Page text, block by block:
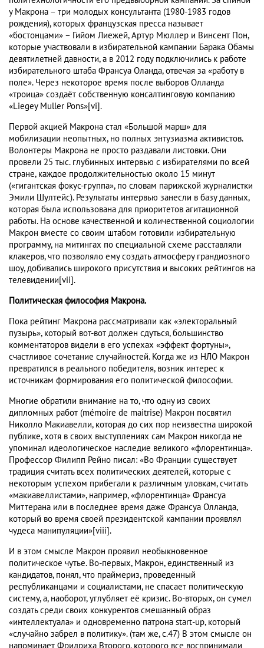
у Макрона – три молодых консультанта (1980-1983 годов
рождения), которых французская пресса называет
«бостонцами» – Гийом Лиежей, Артур Мюллер и Винсент Пон,
которые участвовали в избирательной кампании Барака Обамы
девятилетней давности, а в 2012 году подключились к работе
избирательного штаба Франсуа Оланда, отвечая за «работу в
поле». Через некоторое время после выборов Олланда
«троица» создаёт собственную консалтинговую компанию
«Liegey Muller Pons»[vi].
Первой акцией Макрона стал «Большой марш» для
мобилизации неопытных, но полных энтузиазма активистов.
Волонтеры Макрона не просто раздавали листовки. Они
провели 25 тыс. глубинных интервью с избирателями по всей
стране, каждое продолжительностью около 15 минут
(«гигантская фокус-группа», по словам парижской журналистки
Эмили Шултейс). Результаты интервью занесли в базу данных,
которая была использована для приоритетов агитационной
работы. На основе качественной и количественной социологии
Макрон вместе со своим штабом готовили избирательную
программу, на митингах по специальной схеме расставляли
клакеров, что позволяло ему создать атмосферу грандиозного
шоу, добивались широкого присутствия и высоких рейтингов на
телевидении[vii].
Политическая философия Макрона.
Пока рейтинг Макрона рассматривали как «электоральный
пузырь», который вот-вот должен сдуться, большинство
комментаторов видели в его успехах «эффект фортуны»,
счастливое сочетание случайностей. Когда же из НЛО Макрон
превратился в реального победителя, возник интерес к
источникам формирования его политической философии.
Многие обратили внимание на то, что одну из своих
дипломных работ (mémoire de maitrise) Макрон посвятил
Николло Макиавелли, которая до сих пор неизвестна широкой
публике, хотя в своих выступлениях сам Макрон никогда не
упоминал идеологическое наследие великого «флорентинца».
Профессор Филипп Рейно писал: «Во Франции существует
традиция считать всех политических деятелей, которые с
некоторым успехом прибегали к различным уловкам, считать
«макиавеллистами», например, «флорентинца» Франсуа
Миттерана или в последнее время даже Франсуа Олланда,
который во время своей президентской кампании проявлял
чудеса манипуляции»[viii].
И в этом смысле Макрон проявил необыкновенное
политическое чутье. Во-первых, Макрон, единственный из
кандидатов, понял, что праймериз, проведенный
республиканцами и социалистами, не спасает политическую
систему, а, наоборот, углубляет её кризис. Во-вторых, он сумел
создать среди своих конкурентов смешанный образ
«интеллектуала» и одновременно патрона start-up, который
«случайно забрел в политику». (там же, с.47) В этом смысле он
напоминает Фридриха Второго, которого все воспринимали